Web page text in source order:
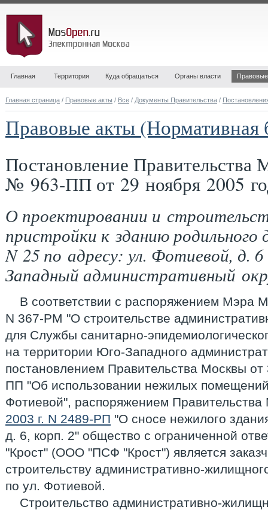
Главная Территория Куда обращаться Органы власти
Главная страница / Правовые акты / Все / Документы Правительства /
Правовые акты (Нормативная
Постановление Правительства
№ 963-ПП от 29 ноября 2005
О проектировании и
пристройки к зданию родильного
N 25 по адресу: ул. Фотиевой, д.
Западный административный
В соответствии с распоряжением Мэра
N 367-РМ "О строительстве
для Службы санитарно-
на территории Юго-Западного
постановлением Правительства Москвы от
ПП "Об использовании нежилых
Фотиевой", распоряжением
2003 г. N 2489-РП "О сносе нежилого
д. 6, корп. 2" общество с ограниченной
"Крост" (ООО "ПСФ "Крост") является
строительству административно-
по ул. Фотиевой.
Строительство административно-